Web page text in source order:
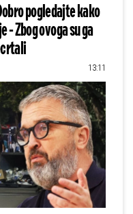
pogledajte kako
Zbog ovoga su ga
13:11